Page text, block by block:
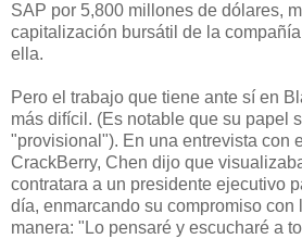
SAP por 5,800 millones de dólares,
capitalización bursátil de la
ella.
Pero el trabajo que tiene ante sí en
más difícil. (Es notable que su papel
"provisional"). En una entrevista con
CrackBerry, Chen dijo que
contratara a un presidente ejecutivo
día, enmarcando su compromiso con
manera: "Lo pensaré y escucharé a